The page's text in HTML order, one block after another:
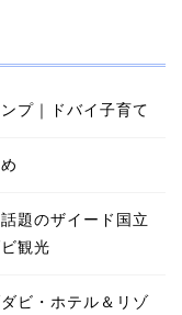
プ｜ドバイ子育て
題のザイード国立
観光
ビ・ホテル＆リゾ